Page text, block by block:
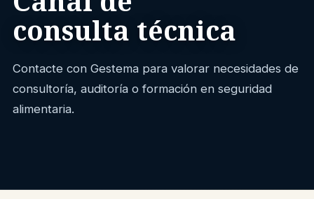
consulta técnica
Contacte con Gestema para valorar necesidades de
consultoría, auditoría o formación en seguridad
alimentaria.